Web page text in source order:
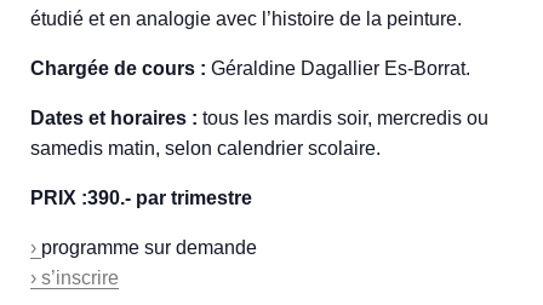
étudié et en analogie avec l’histoire de la peinture.
Chargée de cours : Géraldine Dagallier Es-Borrat.
Dates et horaires : tous les mardis soir, mercredis ou
samedis matin, selon calendrier scolaire.
PRIX :390.- par trimestre
› programme sur demande
› s’inscrire